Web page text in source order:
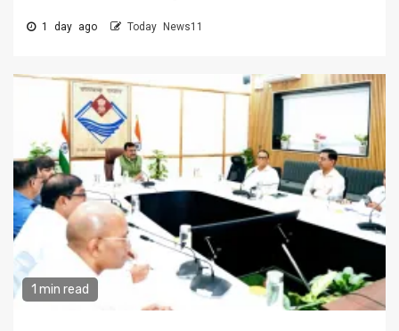
1 day ago Today News11
1 min read